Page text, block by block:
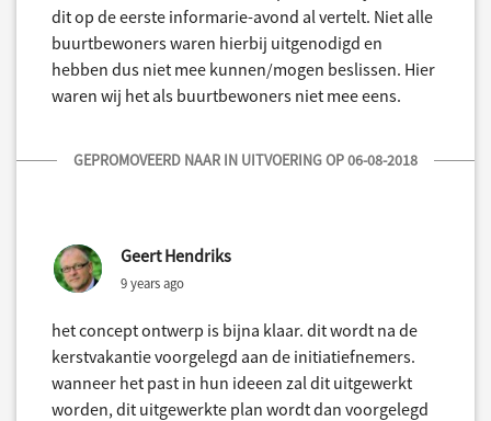
dit op de eerste informarie-avond al vertelt. Niet alle
buurtbewoners waren hierbij uitgenodigd en
hebben dus niet mee kunnen/mogen beslissen. Hier
waren wij het als buurtbewoners niet mee eens.
GEPROMOVEERD NAAR IN UITVOERING OP 06-08-2018
Geert Hendriks
9 years ago
het concept ontwerp is bijna klaar. dit wordt na de
kerstvakantie voorgelegd aan de initiatiefnemers.
wanneer het past in hun ideeen zal dit uitgewerkt
worden, dit uitgewerkte plan wordt dan voorgelegd